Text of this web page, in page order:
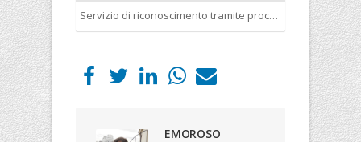
Servizio di riconoscimento tramite procura postale con le relative tasse: 1917 1 L., 1918 1 L., 1919 1 L., 1920 2 L., 1921 1 L., 1924 (IX periodo) 2 L.
EMOROSO